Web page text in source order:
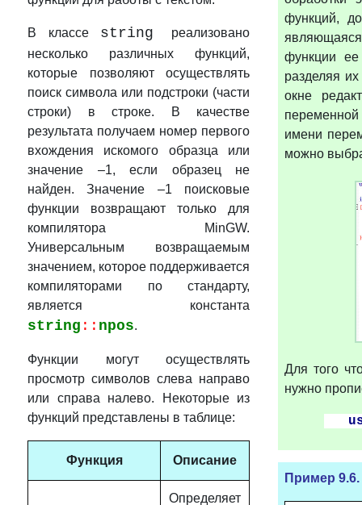
В классе string
реализовано
несколько различных функций,
которые позволяют осуществлять
поиск символа или подстроки (части
строки) в строке. В качестве
результата получаем номер первого
вхождения искомого образца или
значение –1, если образец не
найден. Значение –1 поисковые
функции возвращают только для
компилятора MinGW.
Универсальным возвращаемым
значением, которое поддерживается
компиляторами по стандарту,
является константа
string :: npos.
Функции могут осуществлять
просмотр символов слева направо
или справа налево. Некоторые из
функций представлены в таблице:
Функция Описание
Определяет
функций,
функции
разделяя
окне
имени
можно
Для того
нужно
Пример 9.6.